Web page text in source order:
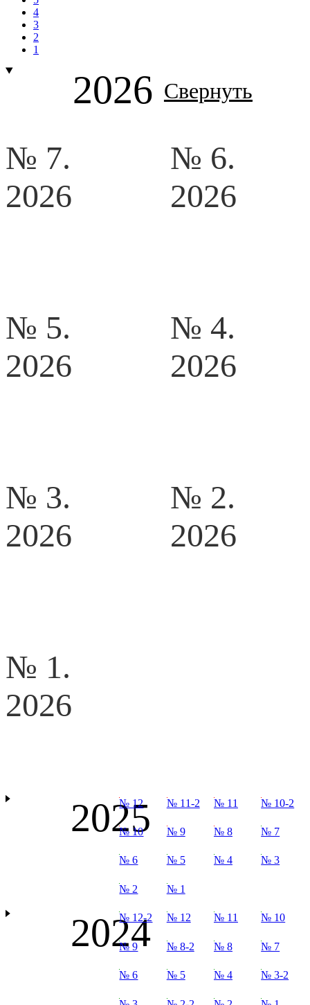
4
3
2
1
2026 Свернуть
№ 7.
2026
№ 6.
2026
№ 5.
2026
№ 4.
2026
№ 3.
2026
№ 2.
2026
№ 1.
2026
2025
№ 12 № 11-2 № 11 № 10-2
№ 10 № 9 № 8 № 7
№ 6 № 5 № 4 № 3
№ 2 № 1
2024
№ 12-2 № 12 № 11 № 10
№ 9 № 8-2 № 8 № 7
№ 6 № 5 № 4 № 3-2